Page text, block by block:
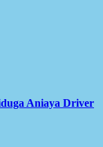
Aniaya Driver